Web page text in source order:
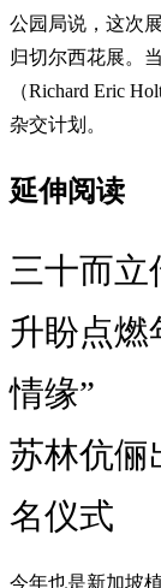
公园局说，这次
归切尔西花展。
（Richard Eric
杂交计划。
延伸阅读
三十而立
升盼点燃
情缘”
苏林伉俪
名仪式
今年也是新加坡